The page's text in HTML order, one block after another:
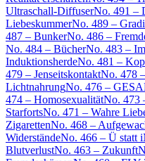
Ultraschall-DiffuserNo. 491 –
LiebeskummerNo. 489 –
487 – BunkerNo. 486 –
No. 484 – BücherNo. 483 –
InduktionsherdeNo. 481 –
479 – JenseitskontaktNo. 478
LichtnahrungNo. 476 –
474 – HomosexualitätNo. 473
StarfortsNo. 471 – Wahre
ZigarettenNo. 468 –
WiderständeNo. 466 – Ü statt i
BlutverlustNo. 463 – Zukunft